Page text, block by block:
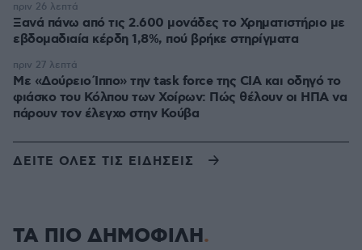
Ξανά πάνω από τις 2.600 μονάδες το Χρηματιστήριο με
εβδομαδιαία κέρδη 1,8%, πού βρήκε στηρίγματα
πριν 26 λεπτά
Με «Δούρειο Ίππο» την task force της CIA και οδηγό το
φιάσκο του Κόλπου των Χοίρων: Πώς θέλουν οι ΗΠΑ να
πάρουν τον έλεγχο στην Κούβα
πριν 27 λεπτά
ΔΕΙΤΕ ΟΛΕΣ ΤΙΣ ΕΙΔΗΣΕΙΣ
ΤΑ ΠΙΟ ΔΗΜΟΦΙΛΗ